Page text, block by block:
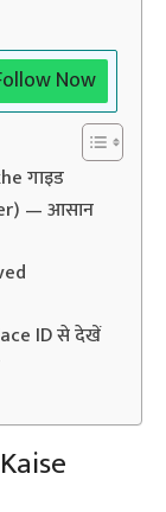
Now
गाइड
— आसान
ID से देखें